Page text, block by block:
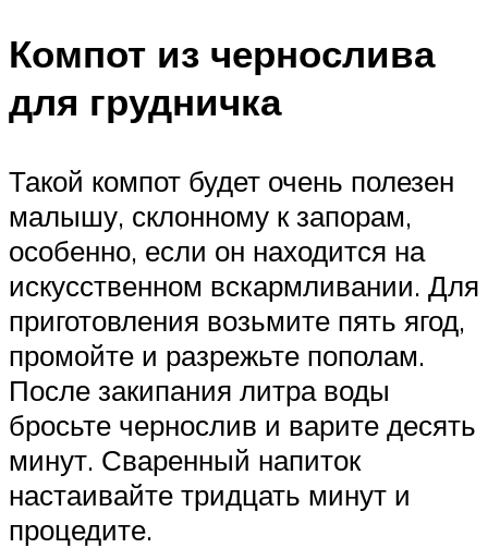
Компот из чернослива
для грудничка
Такой компот будет очень полезен
малышу, склонному к запорам,
особенно, если он находится на
искусственном вскармливании. Для
приготовления возьмите пять ягод,
промойте и разрежьте пополам.
После закипания литра воды
бросьте чернослив и варите десять
минут. Сваренный напиток
настаивайте тридцать минут и
процедите.